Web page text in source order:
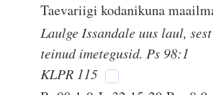
Taevariigi kodanikuna
Laulge Issandale uus laul,
teinud imetegusid. Ps 98:1
KLPR 115